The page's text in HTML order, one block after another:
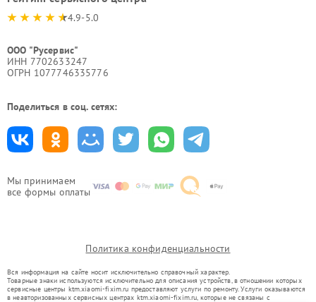
Мы принимаем
все формы оплаты
4.9-5.0
ООО "Русервис"
ИНН 7702633247
ОГРН 1077746335776
Поделиться в соц. сетях:
Политика конфиденциальности
Вся информация на сайте носит исключительно справочный характер.
Товарные знаки используются исключительно для описания устройств, в отношении которых
сервисные центры ktm.xiaomi-fixim.ru предоставляют услуги по ремонту. Услуги оказываются
в неавторизованных сервисных центрах ktm.xiaomi-fixim.ru, которые не связаны с